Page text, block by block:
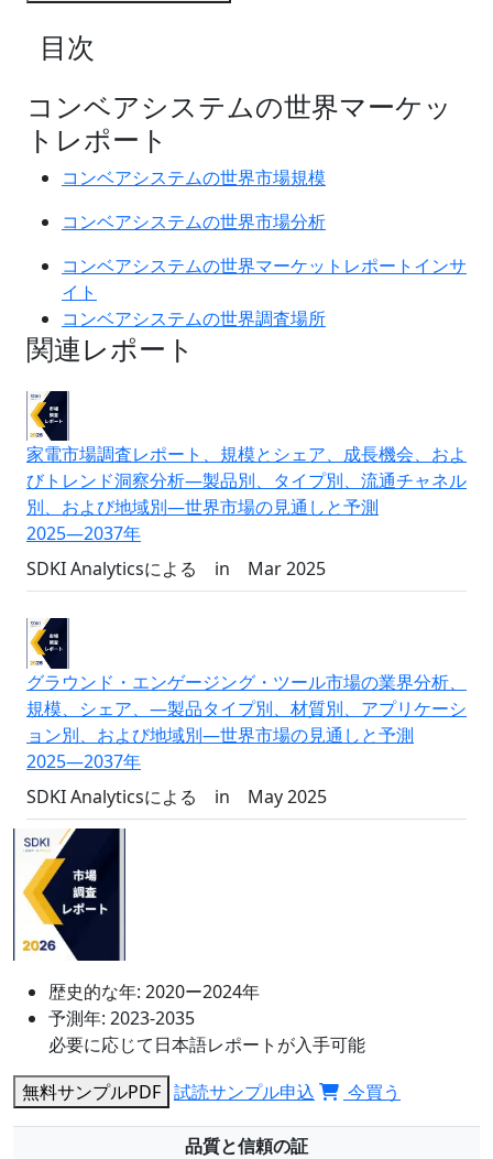
目次
コンベアシステムの世界マーケッ
トレポート
コンベアシステムの世界市場規模
コンベアシステムの世界市場分析
コンベアシステムの世界マーケットレポートインサ
イト
コンベアシステムの世界調査場所
関連レポート
家電市場調査レポート、規模とシェア、成長機会、およ
びトレンド洞察分析―製品別、タイプ別、流通チャネル
別、および地域別―世界市場の見通しと予測
2025―2037年
SDKI Analyticsによる
in Mar 2025
グラウンド・エンゲージング・ツール市場の業界分析、
規模、シェア、―製品タイプ別、材質別、アプリケーシ
ョン別、および地域別―世界市場の見通しと予測
2025―2037年
SDKI Analyticsによる
in May 2025
歴史的な年: 2020ー2024年
予測年: 2023-2035
必要に応じて日本語レポートが入手可能
無料サンプルPDF 試読サンプル申込 今買う
品質と信頼の証